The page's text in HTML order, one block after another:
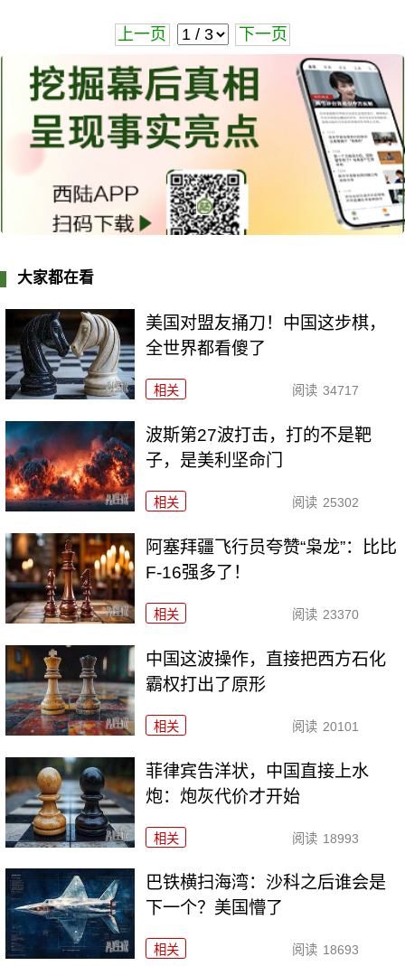
上一页 下一页
大家都在看
美国对盟友捅刀！中国这步棋，
全世界都看傻了
相关 阅读 34717
波斯第27波打击，打的不是靶
子，是美利坚命门
相关 阅读 25302
阿塞拜疆飞行员夸赞“枭龙”：比比
F-16强多了！
相关 阅读 23370
中国这波操作，直接把西方石化
霸权打出了原形
相关 阅读 20101
菲律宾告洋状，中国直接上水
炮：炮灰代价才开始
相关 阅读 18993
巴铁横扫海湾：沙科之后谁会是
下一个？美国懵了
相关 阅读 18693